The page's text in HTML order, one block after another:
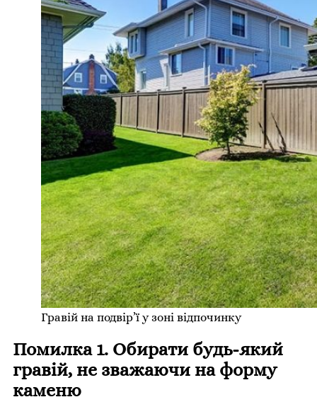
Гравій на подвір’ї у зоні відпочинку
Помилка 1. Обирати будь-який
гравій, не зважаючи на форму
каменю